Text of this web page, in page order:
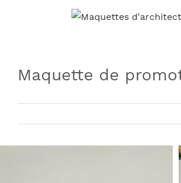
Maquette de